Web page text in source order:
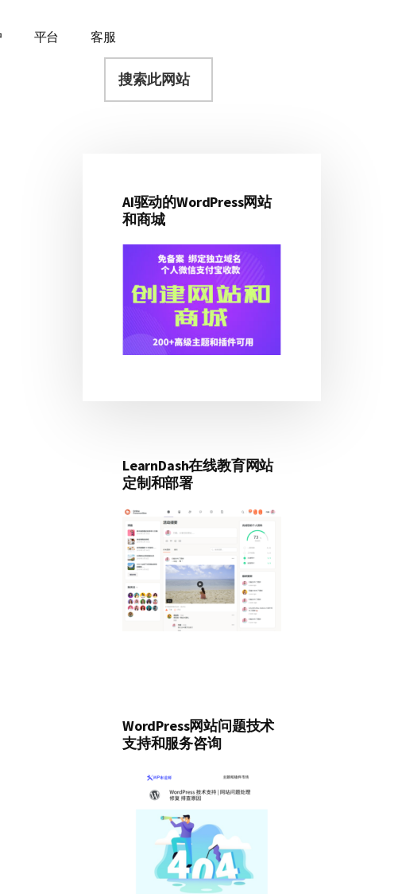
平台
客服
AI驱动的WordPress网站
和商城
LearnDash在线教育网站
定制和部署
WordPress网站问题技术
支持和服务咨询